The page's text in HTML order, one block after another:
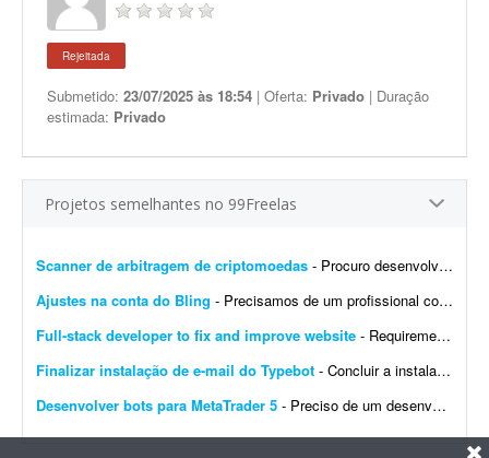
Rejeitada
Submetido: 23/07/2025 às 18:54 | Oferta: Privado | Duração
estimada: Privado
Projetos semelhantes no 99Freelas
Scanner de arbitragem de criptomoedas - Procuro desenvolvedor full stack para criar uma plataforma profissional e scanner de arbitragem de criptomoedas, semelhante às principais soluções internacionais do mercado, po...
Ajustes na conta do Bling - Precisamos de um profissional com experiência em e-commerce e em configurações no Bling. Atualmente temos a conta de um cliente integrada com loja própria, Mercado Livre,...
Full-stack developer to fix and improve website - Requirements: - Basic to intermediate full-stack development skills - Experience with front-end and back-end web development - Ability to troubleshoot bugs and make small improvements - Good commu...
Finalizar instalação de e-mail do Typebot - Concluir a instalação de e-mail do Typebot. Configurar SMTP, validar o envio de mensagens e integrar a funcionalidade com a instância atual. Entregar documentação ...
Desenvolver bots para MetaTrader 5 - Preciso de um desenvolvedor para criar um bot para operar day trade na B3. O robô deve ser desenvolvido para MetaTrader 5. Por favor, apresente exemplos de bots já desenvolvidos, bem ...